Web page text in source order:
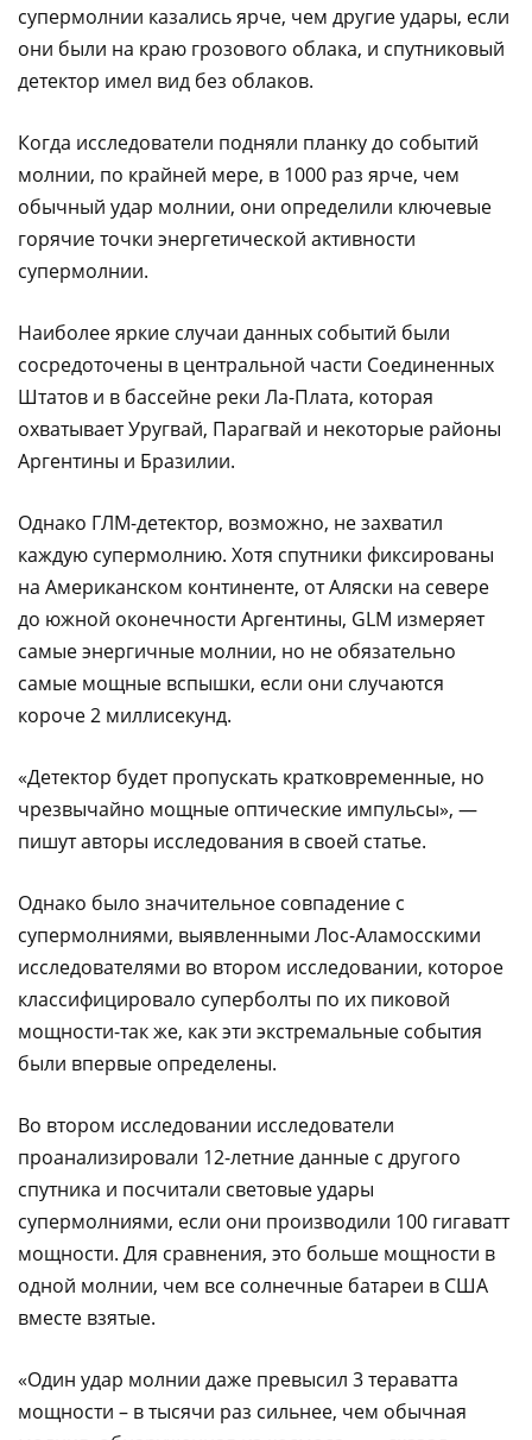
супермолнии казались ярче, чем другие удары, если
они были на краю грозового облака, и спутниковый
детектор имел вид без облаков.
Когда исследователи подняли планку до событий
молнии, по крайней мере, в 1000 раз ярче, чем
обычный удар молнии, они определили ключевые
горячие точки энергетической активности
супермолнии.
Наиболее яркие случаи данных событий были
сосредоточены в центральной части Соединенных
Штатов и в бассейне реки Ла-Плата, которая
охватывает Уругвай, Парагвай и некоторые районы
Аргентины и Бразилии.
Однако ГЛМ-детектор, возможно, не захватил
каждую супермолнию. Хотя спутники фиксированы
на Американском континенте, от Аляски на севере
до южной оконечности Аргентины, GLM измеряет
самые энергичные молнии, но не обязательно
самые мощные вспышки, если они случаются
короче 2 миллисекунд.
«Детектор будет пропускать кратковременные, но
чрезвычайно мощные оптические импульсы», —
пишут авторы исследования в своей статье.
Однако было значительное совпадение с
супермолниями, выявленными Лос-Аламосскими
исследователями во втором исследовании, которое
классифицировало суперболты по их пиковой
мощности-так же, как эти экстремальные события
были впервые определены.
Во втором исследовании исследователи
проанализировали 12-летние данные с другого
спутника и посчитали световые удары
супермолниями, если они производили 100 гигаватт
мощности. Для сравнения, это больше мощности в
одной молнии, чем все солнечные батареи в США
вместе взятые.
«Один удар молнии даже превысил 3 тераватта
мощности – в тысячи раз сильнее, чем обычная